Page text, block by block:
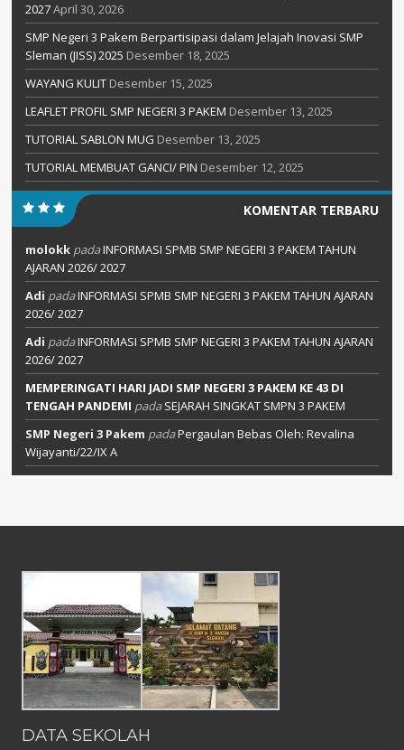
2027April 30, 2026
SMP Negeri 3 Pakem Berpartisipasi dalam Jelajah Inovasi SMP
Sleman (JISS) 2025 Desember 18, 2025
WAYANG KULIT Desember 15, 2025
LEAFLET PROFIL SMP NEGERI 3 PAKEM Desember 13, 2025
TUTORIAL SABLON MUG Desember 13, 2025
TUTORIAL MEMBUAT GANCI/ PIN Desember 12, 2025
KOMENTAR TERBARU
molokk padaINFORMASI SPMB SMP NEGERI 3 PAKEM TAHUN
AJARAN 2026/ 2027
Adi padaINFORMASI SPMB SMP NEGERI 3 PAKEM TAHUN AJARAN
2026/ 2027
Adi padaINFORMASI SPMB SMP NEGERI 3 PAKEM TAHUN AJARAN
2026/ 2027
MEMPERINGATI HARI JADI SMP NEGERI 3 PAKEM KE 43 DI
TENGAH PANDEMI padaSEJARAH SINGKAT SMPN 3 PAKEM
SMP Negeri 3 Pakem padaPergaulan Bebas Oleh: Revalina
Wijayanti/22/IX A
DATA SEKOLAH